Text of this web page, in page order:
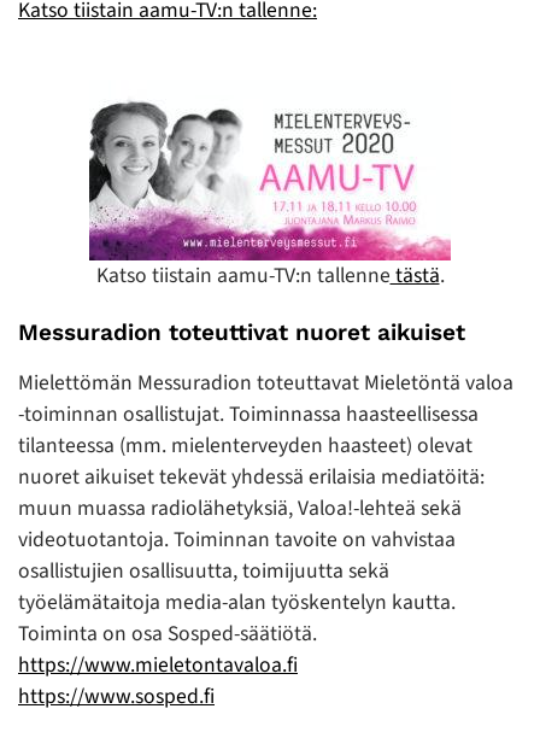
Katso tiistain aamu-TV:n tallenne:
Katso tiistain aamu-TV:n tallennetästä.
Messuradion toteuttivat nuoret aikuiset
Mielettömän Messuradion toteuttavat Mieletöntä valoa
-toiminnan osallistujat. Toiminnassa haasteellisessa
tilanteessa (mm. mielenterveyden haasteet) olevat
nuoret aikuiset tekevät yhdessä erilaisia mediatöitä:
muun muassa radiolähetyksiä, Valoa!-lehteä sekä
videotuotantoja. Toiminnan tavoite on vahvistaa
osallistujien osallisuutta, toimijuutta sekä
työelämätaitoja media-alan työskentelyn kautta.
Toiminta on osa Sosped-säätiötä.
https://www.mieletontavaloa.fi
https://www.sosped.fi